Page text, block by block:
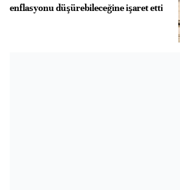
enflasyonu düşürebileceğine işaret etti